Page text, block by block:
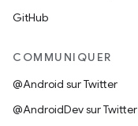
GitHub
COMMUNIQUER
@Android sur Twitter
@AndroidDev sur Twitter